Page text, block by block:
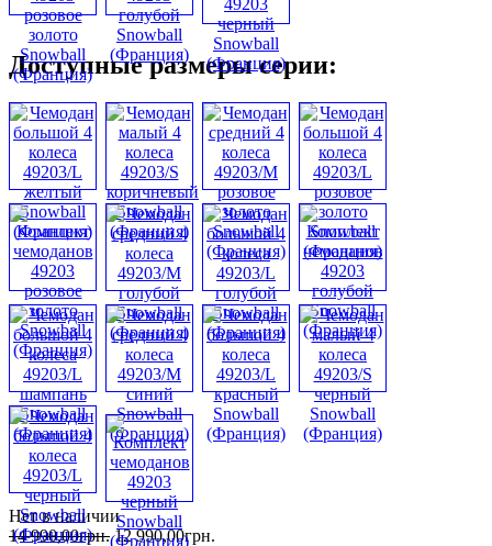
Доступные размеры серии:
Нет в наличии
14 990,00грн. 12 990,00грн.